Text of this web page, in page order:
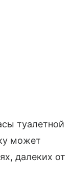
туалетной
может
далеких от